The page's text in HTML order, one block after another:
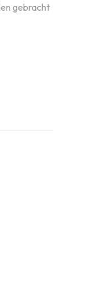
gebracht